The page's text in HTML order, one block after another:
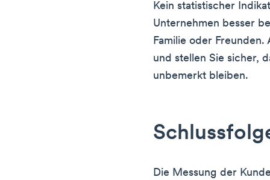
Kein statistischer
Unternehmen besser
Familie oder Freunden.
und stellen Sie sicher,
unbemerkt bleiben.
Die Messung der